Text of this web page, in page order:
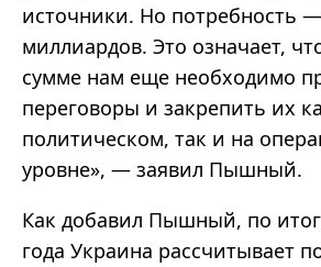
источники. Но потребность
миллиардов. Это означает,
сумме нам еще необходимо
переговоры и закрепить их
политическом, так и на
уровне», — заявил Пышный.
Как добавил Пышный, по
года Украина рассчитывает